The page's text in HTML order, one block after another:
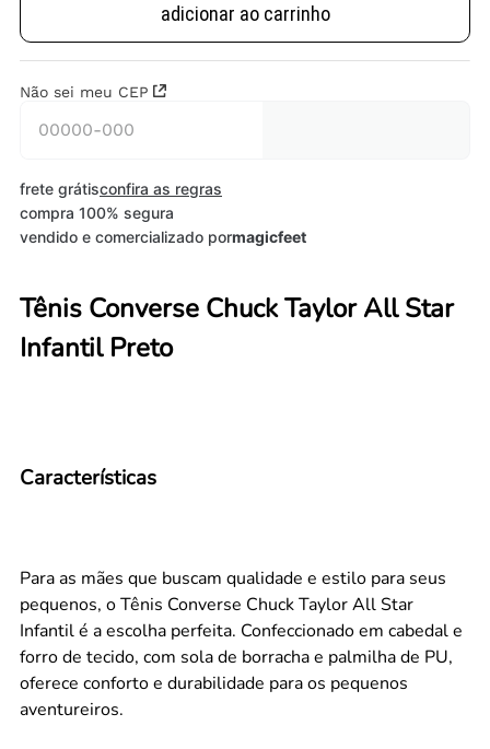
adicionar ao carrinho
Não sei meu CEP
frete grátisconfira as regras
compra 100% segura
vendido e comercializado pormagicfeet
Tênis Converse Chuck Taylor All Star
Infantil Preto
Características
Para as mães que buscam qualidade e estilo para seus
pequenos, o Tênis Converse Chuck Taylor All Star
Infantil é a escolha perfeita. Confeccionado em cabedal e
forro de tecido, com sola de borracha e palmilha de PU,
oferece conforto e durabilidade para os pequenos
aventureiros.